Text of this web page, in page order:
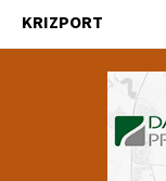
KRIZPORT